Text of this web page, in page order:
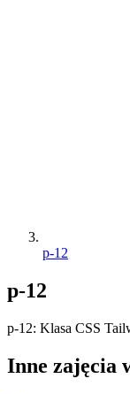
p-12
p-12
p-12: Klasa CSS
Inne zajęcia